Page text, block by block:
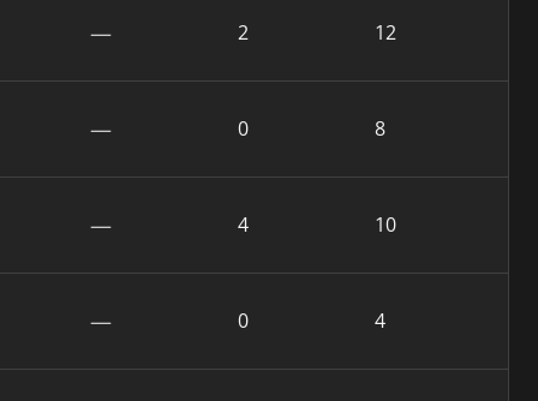
— 2 12
— 0 8
— 4 10
— 0 4